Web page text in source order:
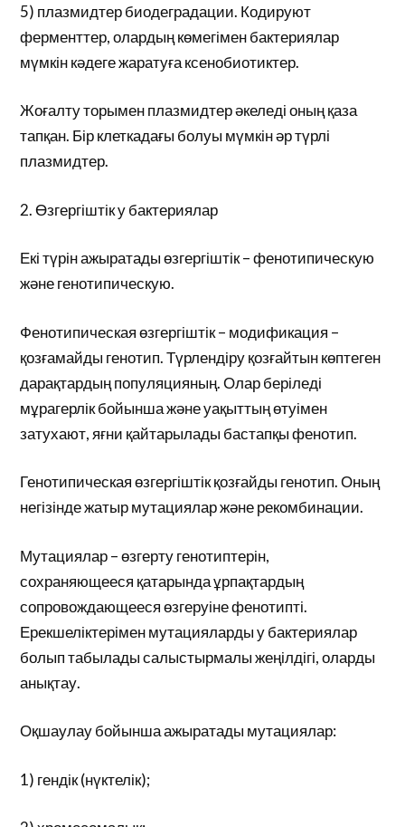
5) плазмидтер биодеградации. Кодируют
ферменттер, олардың көмегімен бактериялар
мүмкін кәдеге жаратуға ксенобиотиктер.
Жоғалту торымен плазмидтер әкеледі оның қаза
тапқан. Бір клеткадағы болуы мүмкін әр түрлі
плазмидтер.
2. Өзгергіштік у бактериялар
Екі түрін ажыратады өзгергіштік – фенотипическую
және генотипическую.
Фенотипическая өзгергіштік – модификация –
қозғамайды генотип. Түрлендіру қозғайтын көптеген
дарақтардың популяцияның. Олар беріледі
мұрагерлік бойынша және уақыттың өтуімен
затухают, яғни қайтарылады бастапқы фенотип.
Генотипическая өзгергіштік қозғайды генотип. Оның
негізінде жатыр мутациялар және рекомбинации.
Мутациялар – өзгерту генотиптерін,
сохраняющееся қатарында ұрпақтардың
сопровождающееся өзгеруіне фенотипті.
Ерекшеліктерімен мутацияларды у бактериялар
болып табылады салыстырмалы жеңілдігі, оларды
анықтау.
Оқшаулау бойынша ажыратады мутациялар:
1) гендік (нүктелік);